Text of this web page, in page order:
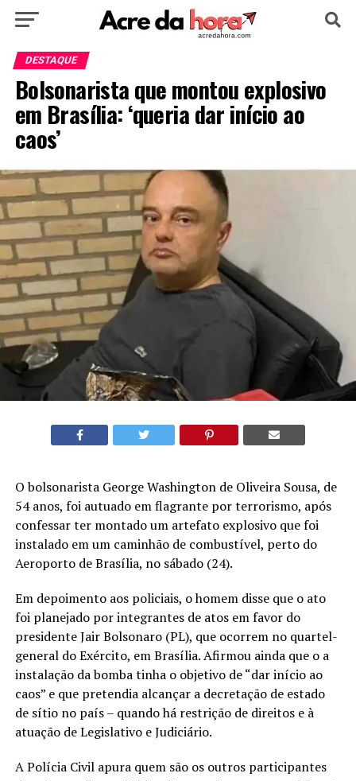
HOME
EDUCAÇÃO NOTÍCIA MUNDO
DESTAQUE
Bolsonarista que montou explosivo
em Brasília: ‘queria dar início ao
caos’
O bolsonarista George Washington de Oliveira Sousa, de
54 anos, foi autuado em flagrante por terrorismo, após
confessar ter montado um artefato explosivo que foi
instalado em um caminhão de combustível, perto do
Aeroporto de Brasília, no sábado (24).
Em depoimento aos policiais, o homem disse que o ato
foi planejado por integrantes de atos em favor do
presidente Jair Bolsonaro (PL), que ocorrem no quartel-
general do Exército, em Brasília. Afirmou ainda que o a
instalação da bomba tinha o objetivo de “dar início ao
caos” e que pretendia alcançar a decretação de estado
de sítio no país – quando há restrição de direitos e à
atuação de Legislativo e Judiciário.
A Polícia Civil apura quem são os outros participantes